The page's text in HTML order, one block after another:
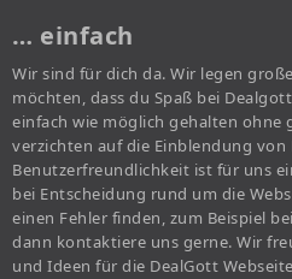
… einfach
Wir sind für dich da. Wir legen
möchten, dass du Spaß bei
einfach wie möglich gehalten ohne
verzichten auf die Einblendung von
Benutzerfreundlichkeit ist für uns
bei Entscheidung rund um die
einen Fehler finden, zum Beispiel
dann kontaktiere uns gerne. Wir
und Ideen für die DealGott